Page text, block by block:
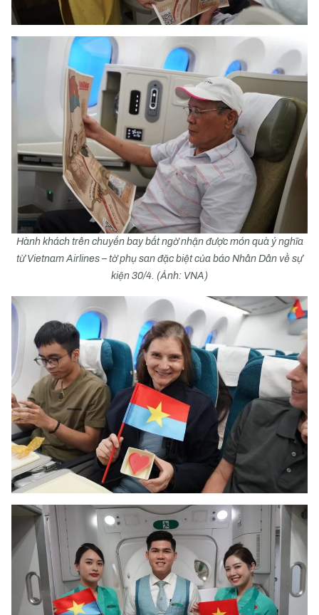
Hành khách trên chuyến bay bất ngờ nhận được món quà ý nghĩa
từ Vietnam Airlines – tờ phụ san đặc biệt của báo Nhân Dân về sự
kiện 30/4. (Ảnh: VNA)